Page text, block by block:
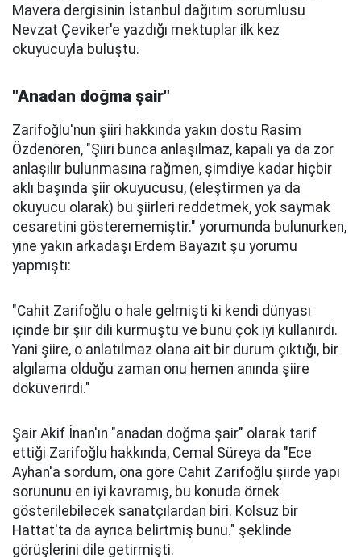
Mavera dergisinin İstanbul dağıtım sorumlusu
Nevzat Çeviker'e yazdığı mektuplar ilk kez
okuyucuyla buluştu.
"Anadan doğma şair"
Zarifoğlu'nun şiiri hakkında yakın dostu Rasim
Özdenören, "Şiiri bunca anlaşılmaz, kapalı ya da zor
anlaşılır bulunmasına rağmen, şimdiye kadar hiçbir
aklı başında şiir okuyucusu, (eleştirmen ya da
okuyucu olarak) bu şiirleri reddetmek, yok saymak
cesaretini gösterememiştir." yorumunda bulunurken,
yine yakın arkadaşı Erdem Bayazıt şu yorumu
yapmıştı:
"Cahit Zarifoğlu o hale gelmişti ki kendi dünyası
içinde bir şiir dili kurmuştu ve bunu çok iyi kullanırdı.
Yani şiire, o anlatılmaz olana ait bir durum çıktığı, bir
algılama olduğu zaman onu hemen anında şiire
döküverirdi."
Şair Akif İnan'ın "anadan doğma şair" olarak tarif
ettiği Zarifoğlu hakkında, Cemal Süreya da "Ece
Ayhan'a sordum, ona göre Cahit Zarifoğlu şiirde yapı
sorununu en iyi kavramış, bu konuda örnek
gösterilebilecek sanatçılardan biri. Kolsuz bir
Hattat'ta da ayrıca belirtmiş bunu." şeklinde
görüşlerini dile getirmişti.